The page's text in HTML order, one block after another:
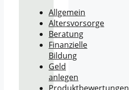
Allgemein
Altersvorsorge
Beratung
Finanzielle
Bildung
Geld
anlegen